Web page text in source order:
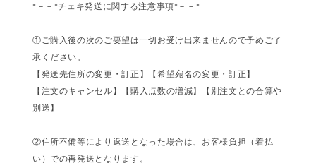
*－－*チェキ発送に関する注意事項*－－*
①ご購入後の次のご要望は一切お受け出来ませんので予めご了
承ください。
【発送先住所の変更・訂正】【希望宛名の変更・訂正】
【注文のキャンセル】【購入点数の増減】【別注文との合算や
別送】
②住所不備等により返送となった場合は、お客様負担（着払
い）での再発送となります。